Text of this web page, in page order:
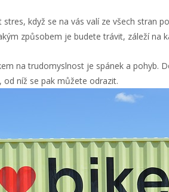
když se na vás valí ze všech stran
způsobem je budete trávit, záleží na
na trudomyslnost je spánek a pohyb.
níž se pak můžete odrazit.